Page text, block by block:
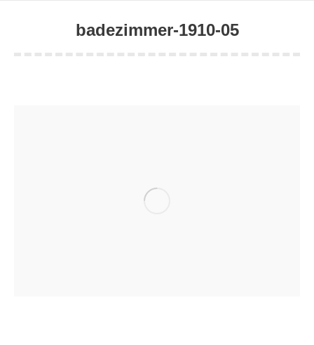
badezimmer-1910-05